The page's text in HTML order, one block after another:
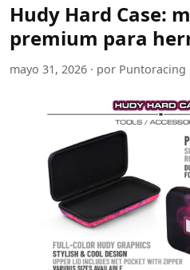
Hudy Hard Case:
premium para
mayo 31, 2026 · por Puntoracing